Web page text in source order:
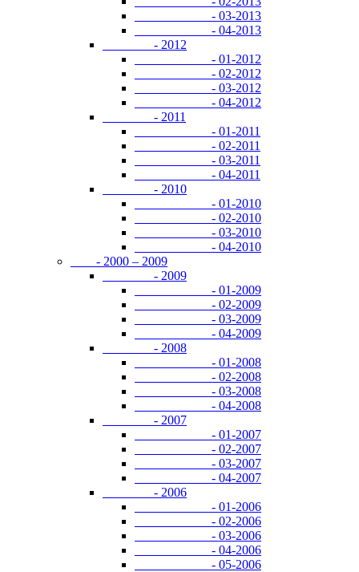
- 03-2013
- 04-2013
- 2012
- 01-2012
- 02-2012
- 03-2012
- 04-2012
- 2011
- 01-2011
- 02-2011
- 03-2011
- 04-2011
- 2010
- 01-2010
- 02-2010
- 03-2010
- 04-2010
- 2000 – 2009
- 2009
- 01-2009
- 02-2009
- 03-2009
- 04-2009
- 2008
- 01-2008
- 02-2008
- 03-2008
- 04-2008
- 2007
- 01-2007
- 02-2007
- 03-2007
- 04-2007
- 2006
- 01-2006
- 02-2006
- 03-2006
- 04-2006
- 05-2006